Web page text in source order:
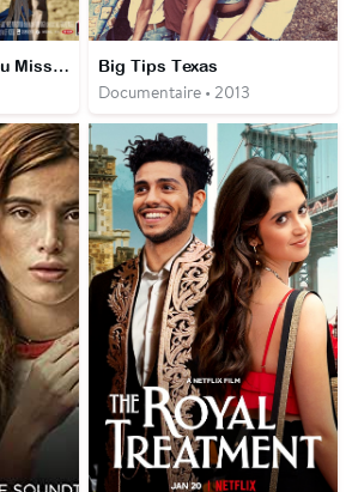
Mud, sur les rives du Mississippi Big Tips Texas
Documentaire • 2013